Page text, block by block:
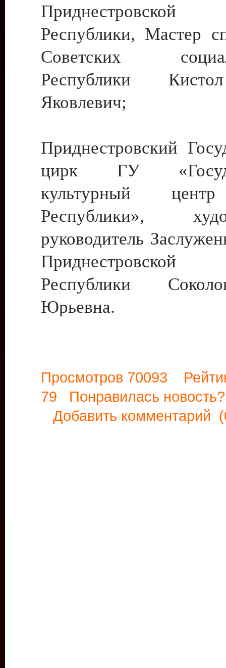
Приднестровской
Республики, Мастер
Советских
Республики
Яковлевич;
Приднестровский
цирк ГУ
культурный
Республики»,
руководитель
Приднестровской
Республики
Юрьевна.
Просмотров 70093
79 Понравилась
Добавить комментарий